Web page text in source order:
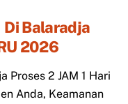
Di Balaradja
2026
Proses 2 JAM 1 Hari
Anda, Keamanan